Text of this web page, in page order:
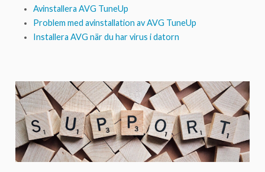
Avinstallera AVG TuneUp
Problem med avinstallation av AVG TuneUp
Installera AVG när du har virus i datorn